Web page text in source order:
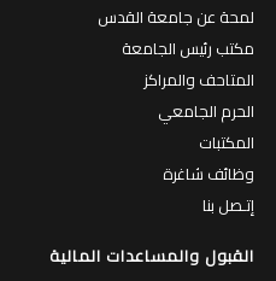
لمحة عن جامعة القدس
مكتب رئيس الجامعة
المتاحف والمراكز
الحرم الجامعي
المكتبات
وظائف شاغرة
إتـصل بنا
القبول والمساعدات المالية